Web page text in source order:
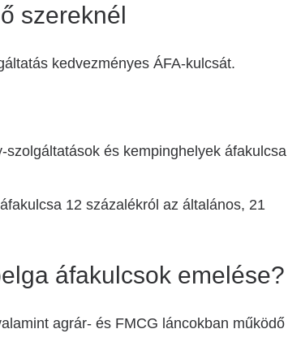
szereknél
kedvezményes ÁFA-kulcsát.
és kempinghelyek áfakulcsa
12 százalékról az általános, 21
áfakulcsok emelése?
agrár- és FMCG láncokban működő